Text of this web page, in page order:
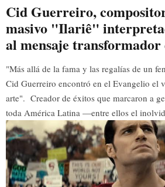
Cid Guerreiro,
masivo "Ilariê"
al mensaje transformador
"Más allá de la fama y las regalías de un
Cid Guerreiro encontró en el Evangelio el
arte". Creador de éxitos que marcaron a generaciones enteras en
toda América Latina —entre ellos el